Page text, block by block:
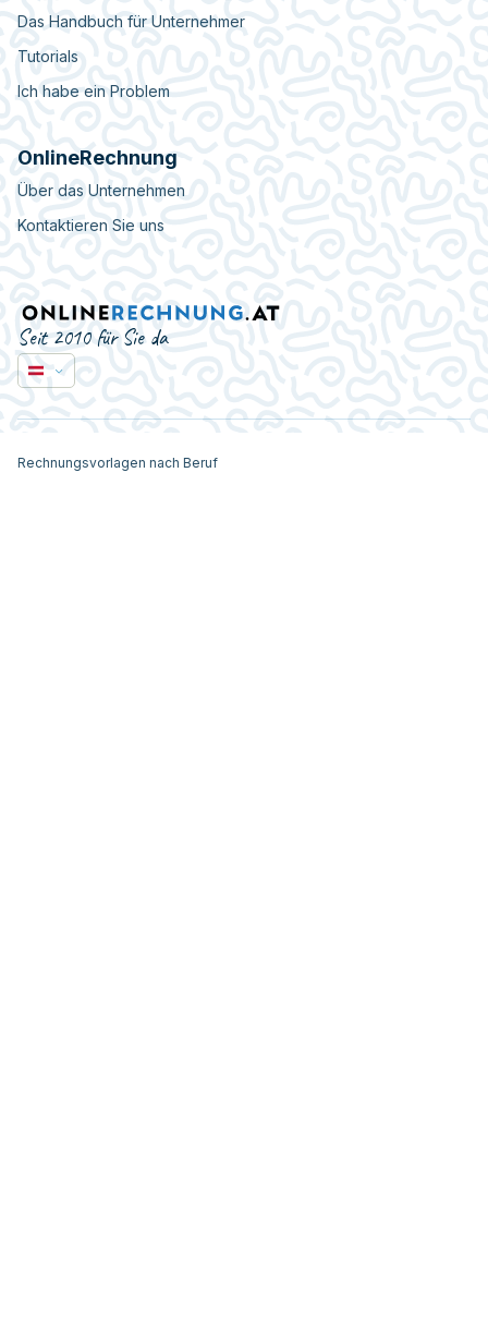
Das Handbuch für Unternehmer
Tutorials
Ich habe ein Problem
OnlineRechnung
Über das Unternehmen
Kontaktieren Sie uns
Seit 2010 für Sie da
Rechnungsvorlagen nach Beruf